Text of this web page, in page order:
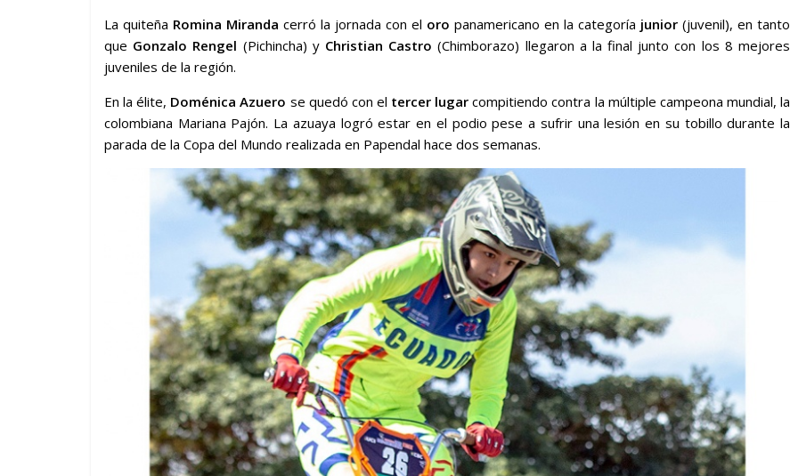
La quiteña Romina Miranda cerró la jornada con el oro panamericano en la categoría junior (juvenil), en tanto
que Gonzalo Rengel (Pichincha) y Christian Castro (Chimborazo) llegaron a la final junto con los 8 mejores
juveniles de la región.
En la élite, Doménica Azuero se quedó con el tercer lugar compitiendo contra la múltiple campeona mundial, la
colombiana Mariana Pajón. La azuaya logró estar en el podio pese a sufrir una lesión en su tobillo durante la
parada de la Copa del Mundo realizada en Papendal hace dos semanas.